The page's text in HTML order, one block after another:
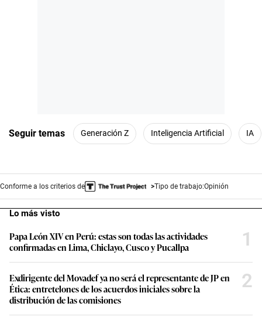
Seguir temas Generación Z Inteligencia Artificial IA
Conforme a los criterios de Tipo de trabajo:Opinión
Lo más visto
Papa León XIV en Perú: estas son todas las actividades
confirmadas en Lima, Chiclayo, Cusco y Pucallpa
1
Exdirigente del Movadef ya no será el representante de JP en
Ética: entretelones de los acuerdos iniciales sobre la
distribución de las comisiones
2